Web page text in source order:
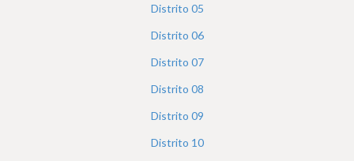
Distrito 05
Distrito 06
Distrito 07
Distrito 08
Distrito 09
Distrito 10